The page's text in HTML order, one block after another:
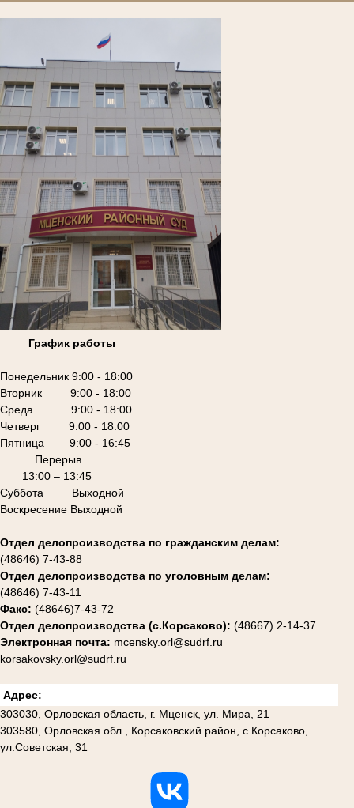
График работы
Понедельник 9:00 - 18:00
Вторник 9:00 - 18:00
Среда 9:00 - 18:00
Четверг 9:00 - 18:00
Пятница 9:00 - 16:45
Перерыв
13:00 – 13:45
Суббота Выходной
Воскресение Выходной
Отдел делопроизводства по гражданским делам:
(48646) 7-43-88
Отдел делопроизводства по уголовным делам:
(48646) 7-43-11
Факс: (48646)7-43-72
Отдел делопроизводства (с.Корсаково): (48667) 2-14-37
Электронная почта: mcensky.orl@sudrf.ru
korsakovsky.orl@sudrf.ru
Адрес:
303030, Орловская область, г. Мценск, ул. Мира, 21
303580, Орловская обл., Корсаковский район, с.Корсаково,
ул.Советская, 31